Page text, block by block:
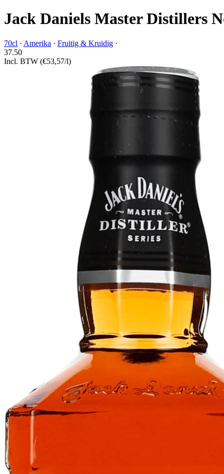
Jack Daniels Master Distillers
70cl · Amerika · Fruitig & Kruidig ·
37.50
Incl. BTW (€53,57/l)